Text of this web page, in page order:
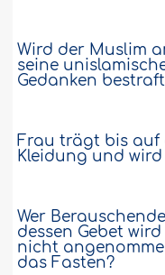
Wird der Muslim
seine
Gedanken
Frau trägt bis auf
Kleidung und
Wer
dessen Gebet
nicht
das Fasten?